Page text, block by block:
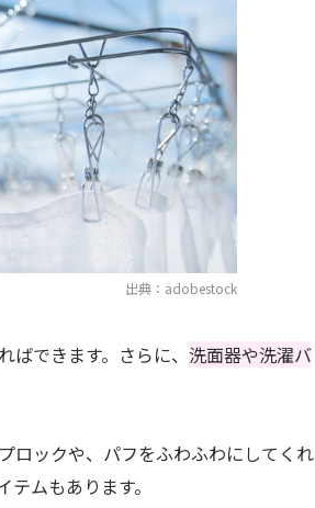
出典：adobestock
できます。さらに、 洗面器や洗濯バ
ロックや、パフをふわふわにしてくれ
ムもあります。